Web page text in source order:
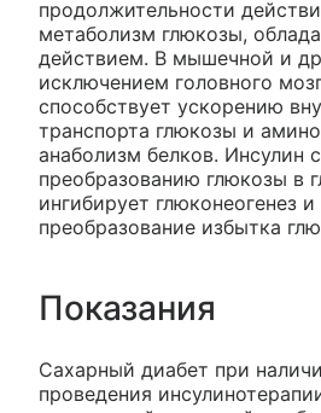
продолжительности
метаболизм глюкозы,
действием. В мышечной и
исключением головного
способствует ускорению
транспорта глюкозы и
анаболизм белков. Инсулин
преобразованию глюкозы в
ингибирует глюконеогенез
преобразование избытка
Показания
Сахарный диабет при
проведения